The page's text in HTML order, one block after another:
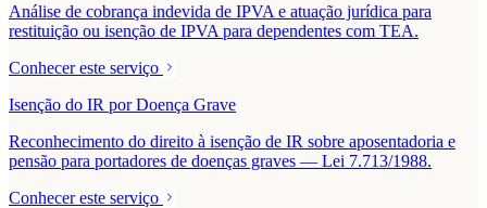
Análise de cobrança indevida de IPVA e atuação jurídica para
restituição ou isenção de IPVA para dependentes com TEA.
Conhecer este serviço
Isenção do IR por Doença Grave
Reconhecimento do direito à isenção de IR sobre aposentadoria e
pensão para portadores de doenças graves — Lei 7.713/1988.
Conhecer este serviço